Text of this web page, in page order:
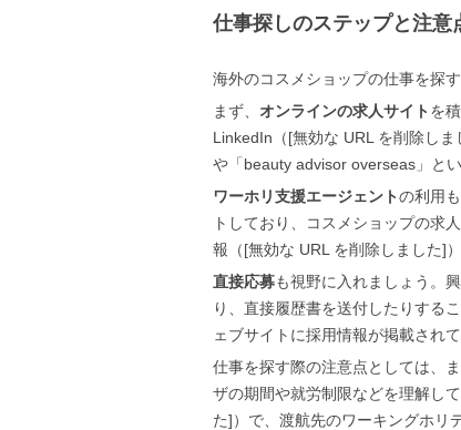
仕事探しのステップと注意
海外のコスメショップの仕事を探
まず、 オンラインの求人サイト を
LinkedIn（[無効な URL を削除し
や「beauty advisor overseas」と
ワーホリ支援エージェントの利用
トしており、コスメショップの求
報（[無効な URL を削除しました]
直接応募も視野に入れましょう。
り、直接履歴書を送付したりする
ェブサイトに採用情報が掲載され
仕事を探す際の注意点としては、
ザの期間や就労制限などを理解し
た]）で、渡航先のワーキングホリ